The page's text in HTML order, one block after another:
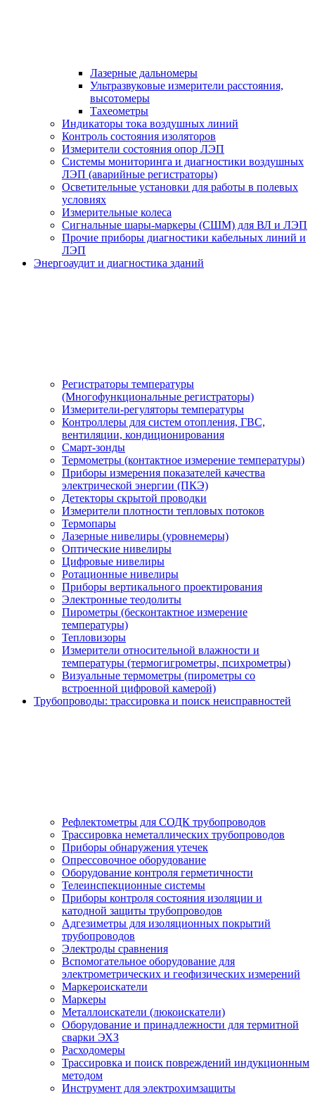
Лазерные дальномеры
Ультразвуковые измерители расстояния,
высотомеры
Тахеометры
Индикаторы тока воздушных линий
Контроль состояния изоляторов
Измерители состояния опор ЛЭП
Системы мониторинга и диагностики воздушных
ЛЭП (аварийные регистраторы)
Осветительные установки для работы в полевых
условиях
Измерительные колеса
Сигнальные шары-маркеры (СШМ) для ВЛ и ЛЭП
Прочие приборы диагностики кабельных линий и
ЛЭП
Энергоаудит и диагностика зданий
Регистраторы температуры
(Многофункциональные регистраторы)
Измерители-регуляторы температуры
Контроллеры для систем отопления, ГВС,
вентиляции, кондиционирования
Смарт-зонды
Термометры (контактное измерение температуры)
Приборы измерения показателей качества
электрической энергии (ПКЭ)
Детекторы скрытой проводки
Измерители плотности тепловых потоков
Термопары
Лазерные нивелиры (уровнемеры)
Оптические нивелиры
Цифровые нивелиры
Ротационные нивелиры
Приборы вертикального проектирования
Электронные теодолиты
Пирометры (бесконтактное измерение
температуры)
Тепловизоры
Измерители относительной влажности и
температуры (термогигрометры, психрометры)
Визуальные термометры (пирометры со
встроенной цифровой камерой)
Трубопроводы: трассировка и поиск неисправностей
Рефлектометры для СОДК трубопроводов
Трассировка неметаллических трубопроводов
Приборы обнаружения утечек
Опрессовочное оборудование
Оборудование контроля герметичности
Телеинспекционные системы
Приборы контроля состояния изоляции и
катодной защиты трубопроводов
Адгезиметры для изоляционных покрытий
трубопроводов
Электроды сравнения
Вспомогательное оборудование для
электрометрических и геофизических измерений
Маркероискатели
Маркеры
Металлоискатели (люкоискатели)
Оборудование и принадлежности для термитной
сварки ЭХЗ
Расходомеры
Трассировка и поиск повреждений индукционным
методом
Инструмент для электрохимзащиты